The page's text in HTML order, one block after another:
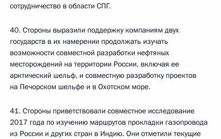
сотрудничество в области СПГ.
40. Стороны выразили поддержку компаниям двух
государств в их намерении продолжать изучать
возможности совместной разработки нефтяных
месторождений на территории России, включая ее
арктический шельф, и совместную разработку проектов
на Печорском шельфе и в Охотском море.
41. Стороны приветствовали совместное исследование
2017 года по изучению маршрутов прокладки газопровода
из России и других стран в Индию. Они отметили текущие